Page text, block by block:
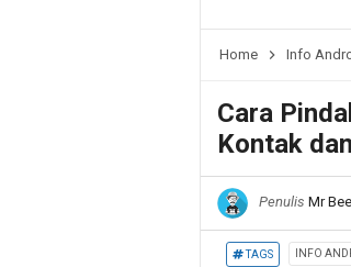
Home Info
Cara
Kontak
Penulis Mr Bee
TAGS INFO